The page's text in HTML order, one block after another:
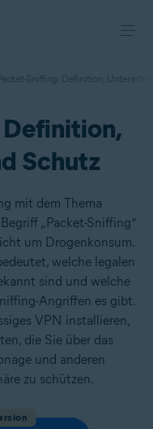
Sniffing: Definition,
Schutz
mit dem Thema
„Packet-Sniffing“
um Drogenkonsum.
welche legalen
sind und welche
Angriffen es gibt.
VPN installieren,
die Sie über das
und anderen
zu schützen.